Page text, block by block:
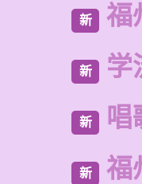
新 福
新 学
新 唱
新 福